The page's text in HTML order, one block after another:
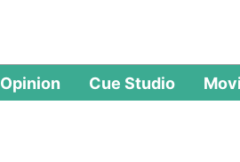
Opinion Cue Studio